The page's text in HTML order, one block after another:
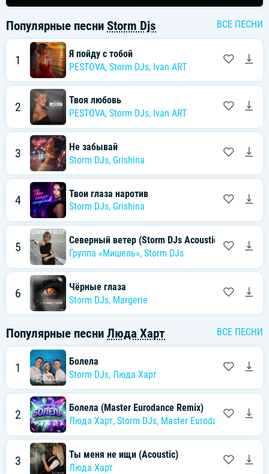
Популярные песни Storm Djs ВСЕ ПЕСНИ
1
Я пойду с тобой
PESTOVA, Storm DJs, Ivan ART
2
Твоя любовь
PESTOVA, Storm DJs, Ivan ART
3
Не забывай
Storm DJs, Grishina
4
Твои глаза наротив
Storm DJs, Grishina
5
Северный ветер (Storm DJs Acoustic Version)
Группа «Мишель», Storm DJs
6
Чёрные глаза
Storm DJs, Margerie
Популярные песни Люда Харт ВСЕ ПЕСНИ
1
Болела
Storm DJs, Люда Харт
2
Болела (Master Eurodance Remix)
Люда Харт, Storm DJs, Master Eurodance
3
Ты меня не ищи (Acoustic)
Люда Харт